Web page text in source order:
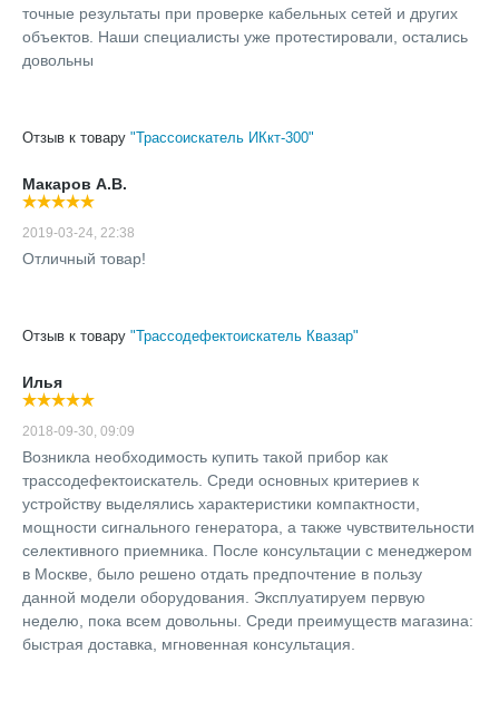
точные результаты при проверке кабельных сетей и других
объектов. Наши специалисты уже протестировали, остались
довольны
Отзыв к товару "Трассоискатель ИКкт-300"
Макаров А.В.
2019-03-24, 22:38
Отличный товар!
Отзыв к товару "Трассодефектоискатель Квазар"
Илья
2018-09-30, 09:09
Возникла необходимость купить такой прибор как
трассодефектоискатель. Среди основных критериев к
устройству выделялись характеристики компактности,
мощности сигнального генератора, а также чувствительности
селективного приемника. После консультации с менеджером
в Москве, было решено отдать предпочтение в пользу
данной модели оборудования. Эксплуатируем первую
неделю, пока всем довольны. Среди преимуществ магазина:
быстрая доставка, мгновенная консультация.